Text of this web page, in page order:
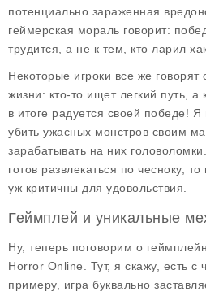
потенциально зараженная
геймерская мораль говорит:
трудится, а не к тем, кто ларил
Некоторые игроки все же говорят
жизни: кто-то ищет легкий путь, а
в итоге радуется своей победе!
убить ужасных монстров своим
зарабатывать на них
готов развлекаться по чесноку,
уж критичны для удовольствия.
Геймплей и уникальные
Ну, теперь поговорим о
Horror Online. Тут, я скажу, есть с
примеру, игра буквально